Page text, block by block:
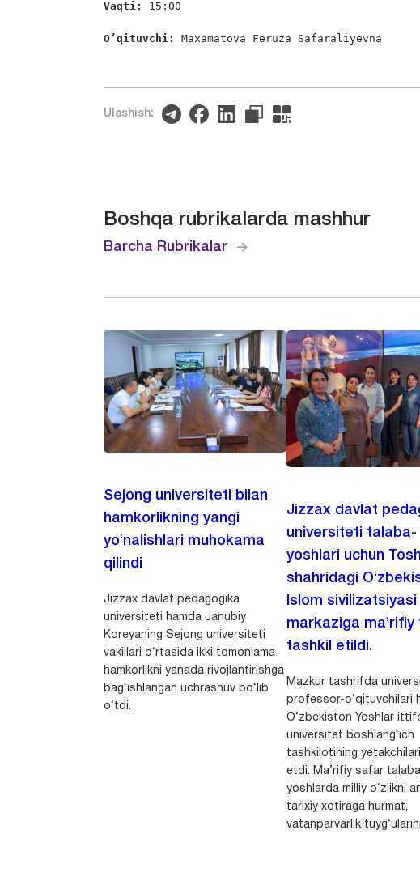
Vaqti: 15:00
O’qituvchi: Maxamatova Feruza Safaraliyevna
Ulashish:
Boshqa rubrikalarda mashhur
Barcha Rubrikalar
Sejong universiteti bilan
hamkorlikning yangi
yo‘nalishlari muhokama
qilindi
Jizzax davlat pedagogika
universiteti hamda Janubiy
Koreyaning Sejong universiteti
vakillari o‘rtasida ikki tomonlama
hamkorlikni yanada rivojlantirishga
bag‘ishlangan uchrashuv bo‘lib
o‘tdi.
Jizzax davlat
universiteti talaba-
yoshlari uchun
shahridagi
Islom sivilizatsiyasi
markaziga
tashkil etildi.
Mazkur tashrifda
professor-o‘qituvchilari
O‘zbekiston Yoshlar
universitet boshlang‘ich
tashkilotining
etdi. Ma’rifiy safar
yoshlarda milliy o‘zlikni
tarixiy xotiraga hurmat,
vatanparvarlik